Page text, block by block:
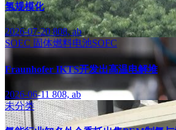
氢规模化
2026-07-20808, ab
SOEC 固体燃料电池SOFC
Fraunhofer IKTS开发出高温电解堆
2026-06-11808, ab
未分类